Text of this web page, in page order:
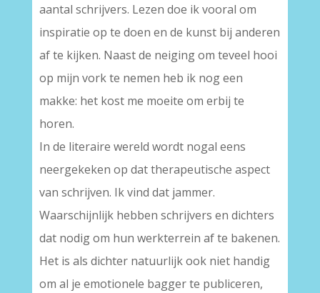
aantal schrijvers. Lezen doe ik vooral om
inspiratie op te doen en de kunst bij anderen
af te kijken. Naast de neiging om teveel hooi
op mijn vork te nemen heb ik nog een
makke: het kost me moeite om erbij te
horen.
In de literaire wereld wordt nogal eens
neergekeken op dat therapeutische aspect
van schrijven. Ik vind dat jammer.
Waarschijnlijk hebben schrijvers en dichters
dat nodig om hun werkterrein af te bakenen.
Het is als dichter natuurlijk ook niet handig
om al je emotionele bagger te publiceren,